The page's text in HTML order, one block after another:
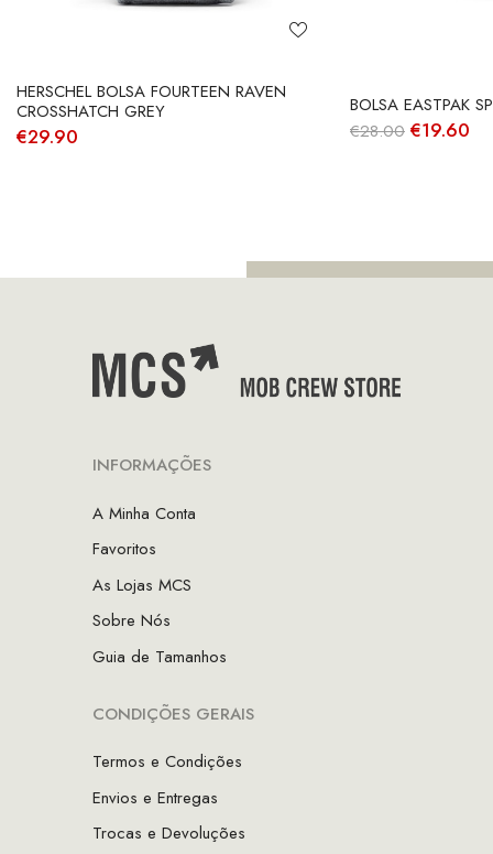
HERSCHEL BOLSA FOURTEEN RAVEN
CROSSHATCH GREY
€29.90
BOLSA EASTPAK
€28.00 O
€19.60
INFORMAÇÕES
A Minha Conta
Favoritos
As Lojas MCS
Sobre Nós
Guia de Tamanhos
CONDIÇÕES GERAIS
Termos e Condições
Envios e Entregas
Trocas e Devoluções